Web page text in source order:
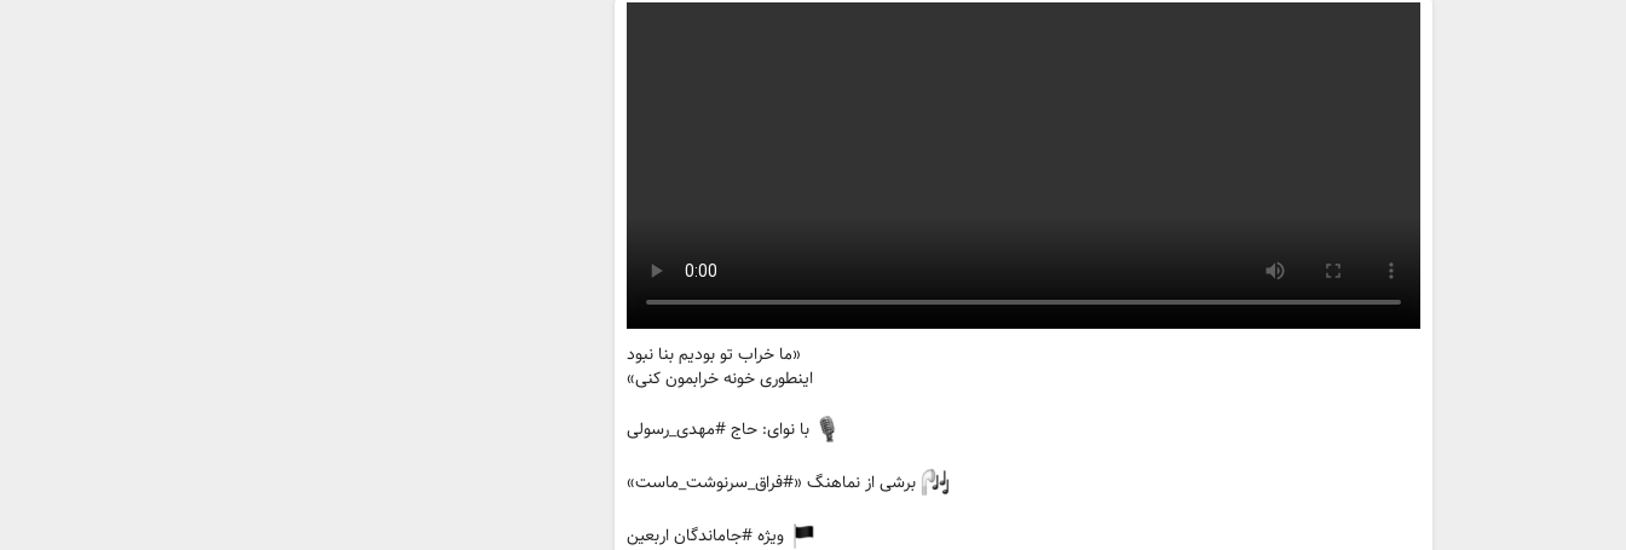
«ما خراب تو بودیم بنا نبود
اینطوری خونه خرابمون کنی»
با نوای: حاج #مهدی_رسولی
برشی از نماهنگ «#فراق_سرنوشت_ماست»
ویژه #جاماندگان اربعین